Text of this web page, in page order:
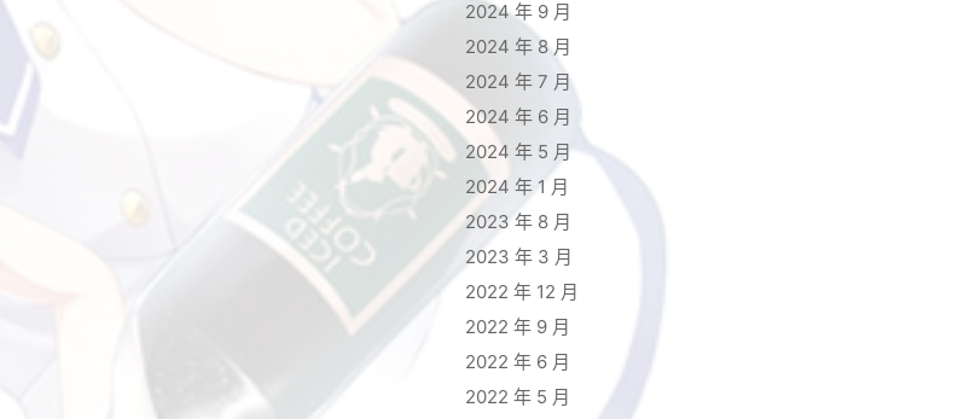
2024 年 9 月
2024 年 8 月
2024 年 7 月
2024 年 6 月
2024 年 5 月
2024 年 1 月
2023 年 8 月
2023 年 3 月
2022 年 12 月
2022 年 9 月
2022 年 6 月
2022 年 5 月